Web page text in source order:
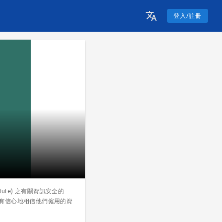
登入/註冊
之有關資訊安全的
信心地相信他們僱用的資